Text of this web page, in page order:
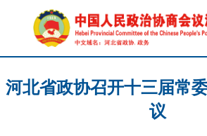
河北省政协召开十三届常
议